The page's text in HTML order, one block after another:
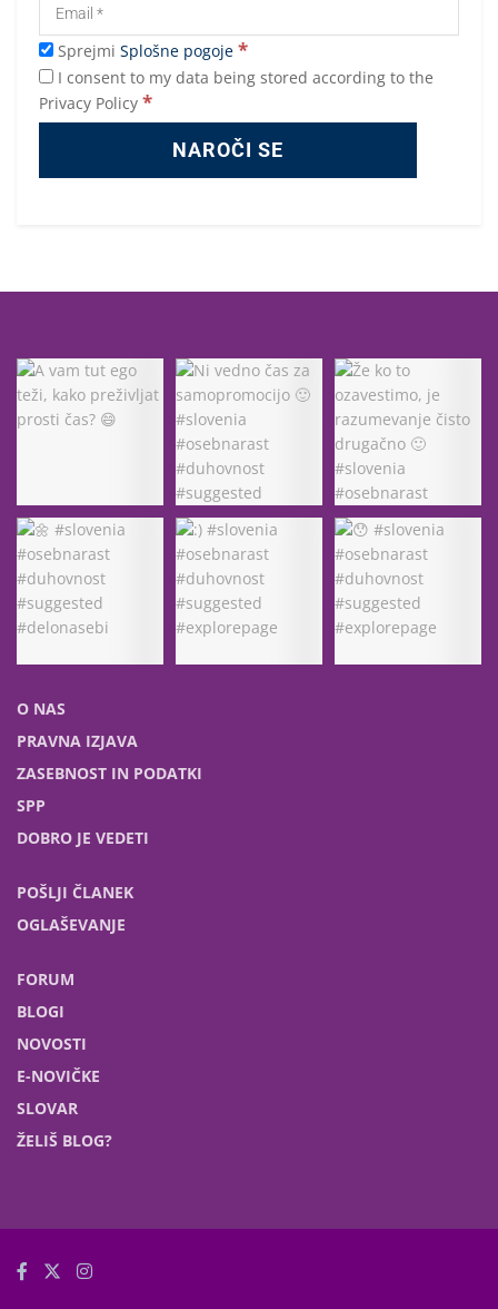
Sprejmi Splošne pogoje *
I consent to my data being stored according to the
Privacy Policy *
O NAS
PRAVNA IZJAVA
ZASEBNOST IN PODATKI
SPP
DOBRO JE VEDETI
POŠLJI ČLANEK
OGLAŠEVANJE
FORUM
BLOGI
NOVOSTI
E-NOVIČKE
SLOVAR
ŽELIŠ BLOG?